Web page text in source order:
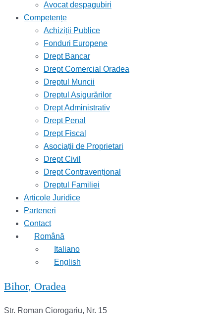
Avocat despagubiri
Competențe
Achiziții Publice
Fonduri Europene
Drept Bancar
Drept Comercial Oradea
Dreptul Muncii
Dreptul Asigurărilor
Drept Administrativ
Drept Penal
Drept Fiscal
Asociații de Proprietari
Drept Civil
Drept Contravențional
Dreptul Familiei
Articole Juridice
Parteneri
Contact
Română
Italiano
English
Bihor, Oradea
Str. Roman Ciorogariu, Nr. 15